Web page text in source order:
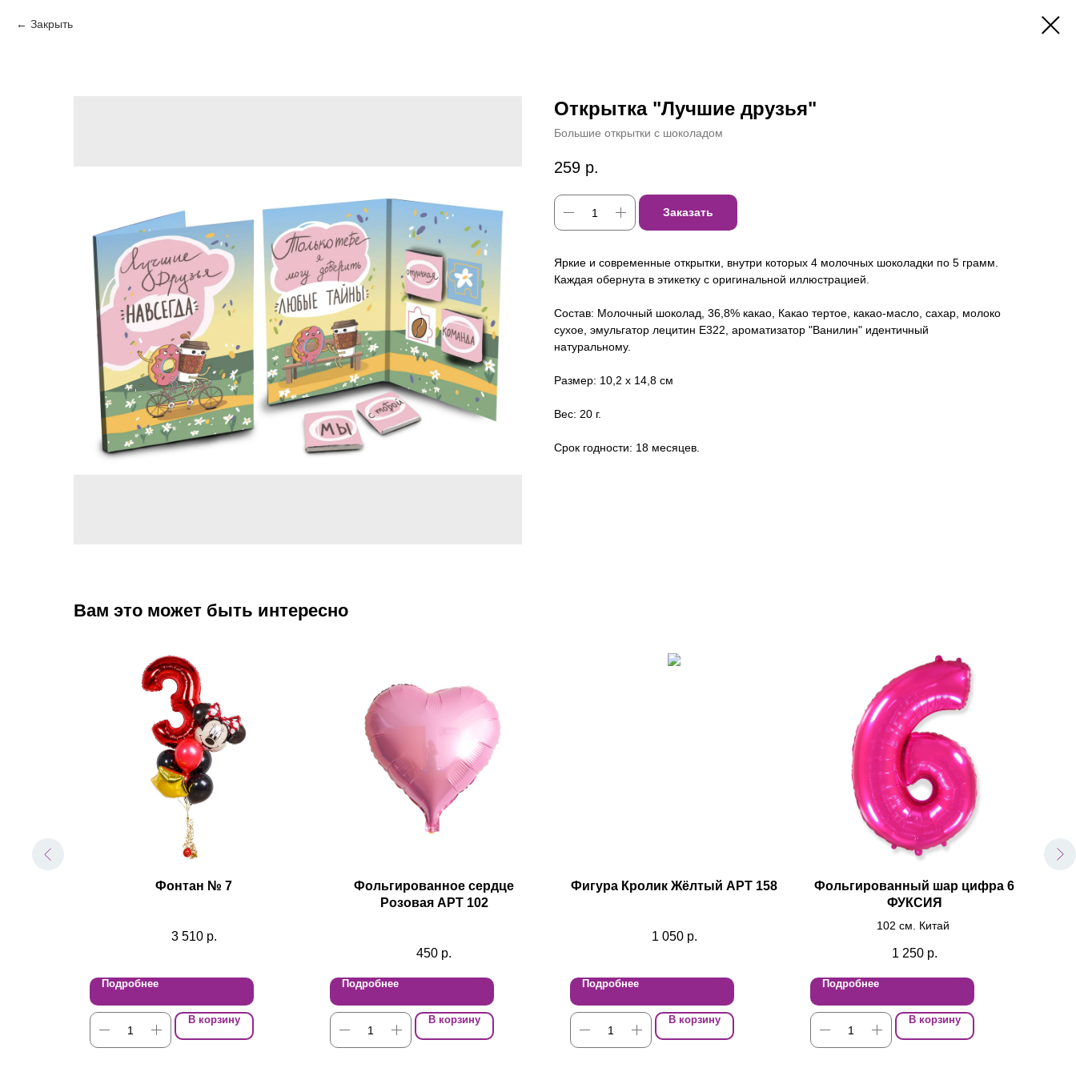
Закрыть
Открытка "Лучшие друзья"
Большие открытки с шоколадом
259 р.
Заказать
Яркие и современные открытки, внутри которых 4 молочных шоколадки по 5 грамм.
Каждая обернута в этикетку с оригинальной иллюстрацией.
Состав: Молочный шоколад, 36,8% какао, Какао тертое, какао-масло, сахар, молоко
сухое, эмульгатор лецитин Е322, ароматизатор "Ванилин" идентичный
натуральному.
Размер: 10,2 х 14,8 см
Вес: 20 г.
Срок годности: 18 месяцев.
Вам это может быть интересно
Фонтан № 7
3 510 р.
Подробнее
В корзину
Фольгированное сердце
Розовая АРТ 102
450 р.
Подробнее
В корзину
Фигура Кролик Жёлтый АРТ 158
1 050 р.
Подробнее
В корзину
Фольгированный шар цифра 6
ФУКСИЯ
102 см. Китай
1 250 р.
Подробнее
В корзину